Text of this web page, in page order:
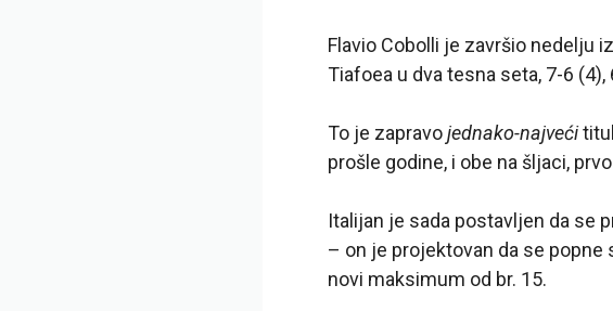
Flavio Cobolli je završio nedelju
Tiafoea u dva tesna seta, 7-6
To je zapravojednako-najveći
prošle godine, i obe na šljaci,
Italijan je sada postavljen da se
– on je projektovan da se popne
novi maksimum od br. 15.